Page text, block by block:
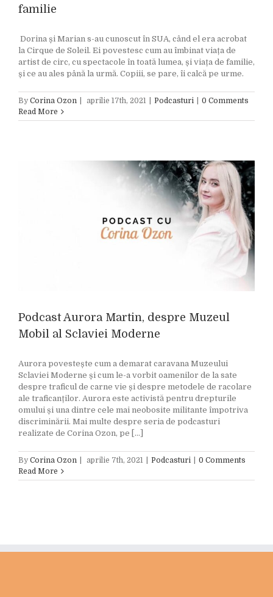
familie
Dorina și Marian s-au cunoscut în SUA, când el era acrobat
la Cirque de Soleil. Ei povestesc cum au îmbinat viața de
artist de circ, cu spectacole în toată lumea, și viața de familie,
și ce au ales până la urmă. Copiii, se pare, îi calcă pe urme.
By Corina Ozon aprilie 17th, 2021 Podcasturi
0 Comments
Read More
Podcast Aurora Martin, despre Muzeul
Mobil al Sclaviei Moderne
Aurora povestește cum a demarat caravana Muzeului
Sclaviei Moderne și cum le-a vorbit oamenilor de la sate
despre traficul de carne vie și despre metodele de racolare
ale traficanților. Aurora este activistă pentru drepturile
omului și una dintre cele mai neobosite militante împotriva
discriminării. Mai multe despre seria de podcasturi
realizate de Corina Ozon, pe [...]
By Corina Ozon aprilie 7th, 2021 Podcasturi
0 Comments
Read More